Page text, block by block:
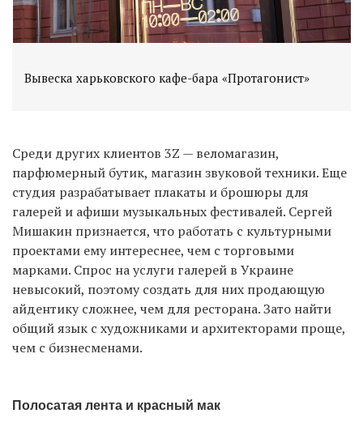
Вывеска харьковского кафе-бара «Протагонист»
Среди других клиентов 3Z — веломагазин,
парфюмерный бутик, магазин звуковой техники. Еще
студия разрабатывает плакаты и брошюры для
галерей и афиши музыкальных фестивалей. Сергей
Мишакин признается, что работать с культурными
проектами ему интереснее, чем с торговыми
марками. Спрос на услуги галерей в Украине
невысокий, поэтому создать для них продающую
айдентику сложнее, чем для ресторана. Зато найти
общий язык с художниками и архитекторами проще,
чем с бизнесменами.
Полосатая лента и красный мак